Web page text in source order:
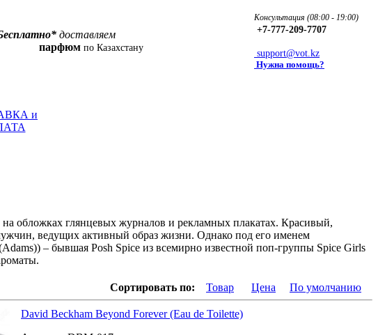
доставляем
парфюм по Казахстану
Консультация (08:00 - 19:00)
+7-777-209-7707
support@vot.kz
Нужна помощь?
и
обложках глянцевых журналов и рекламных плакатах. Красивый,
ведущих активный образ жизни. Однако под его именем
– бывшая Posh Spice из всемирно известной поп-группы Spice Girls
Сортировать по: Товар Цена По умолчанию
David Beckham Beyond Forever (Eau de Toilette)